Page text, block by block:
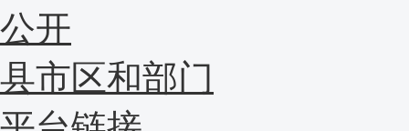
公开
县市区和部门